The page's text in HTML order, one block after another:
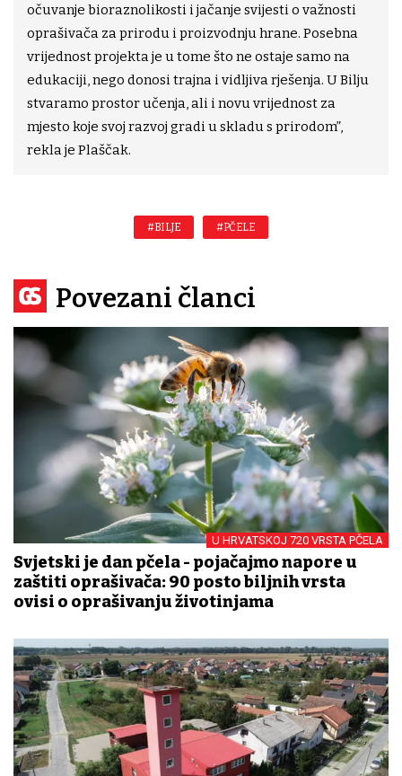
očuvanje bioraznolikosti i jačanje svijesti o važnosti
oprašivača za prirodu i proizvodnju hrane. Posebna
vrijednost projekta je u tome što ne ostaje samo na
edukaciji, nego donosi trajna i vidljiva rješenja. U Bilju
stvaramo prostor učenja, ali i novu vrijednost za
mjesto koje svoj razvoj gradi u skladu s prirodom”,
rekla je Plaščak.
#BILJE #PČELE
Povezani članci
U HRVATSKOJ 720 VRSTA PČELA
Svjetski je dan pčela - pojačajmo napore u
zaštiti oprašivača: 90 posto biljnih vrsta
ovisi o oprašivanju životinjama